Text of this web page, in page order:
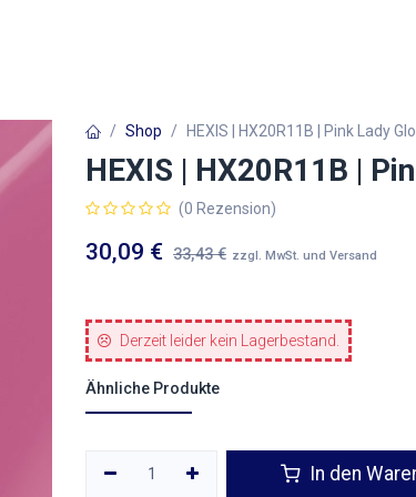
Shop HEXIS | HX20R11B | Pink Lady
HEXIS | HX20R11B |
(0 Rezension)
30,09 € 33,43€ zzgl. MwSt. und Versand
Derzeit leider kein Lagerbestand.
Ähnliche Produkte
In den